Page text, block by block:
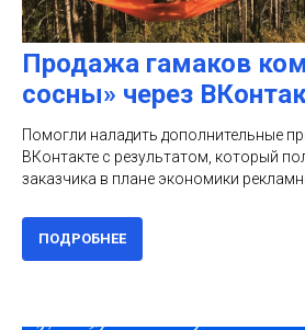
Продажа гамаков
сосны» через
Помогли наладить дополнительные
ВКонтакте с результатом, который
заказчика в плане экономики
ПОДРОБНЕЕ